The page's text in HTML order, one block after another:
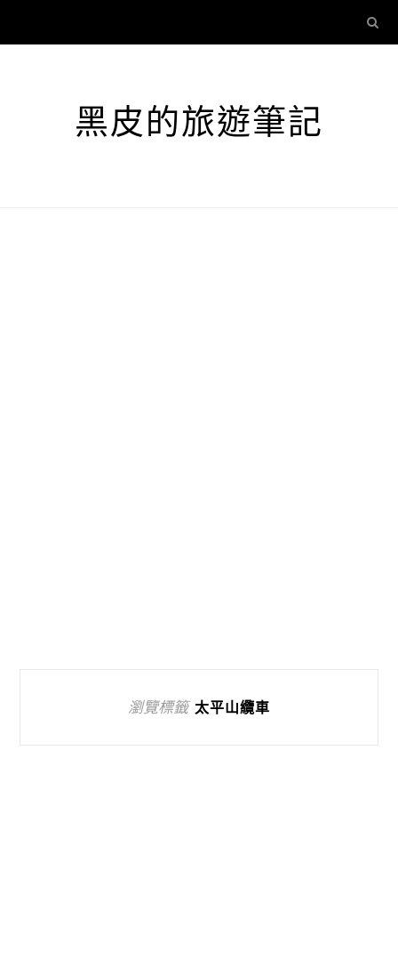
黑皮的旅遊筆記
瀏覽標籤 太平山纜車